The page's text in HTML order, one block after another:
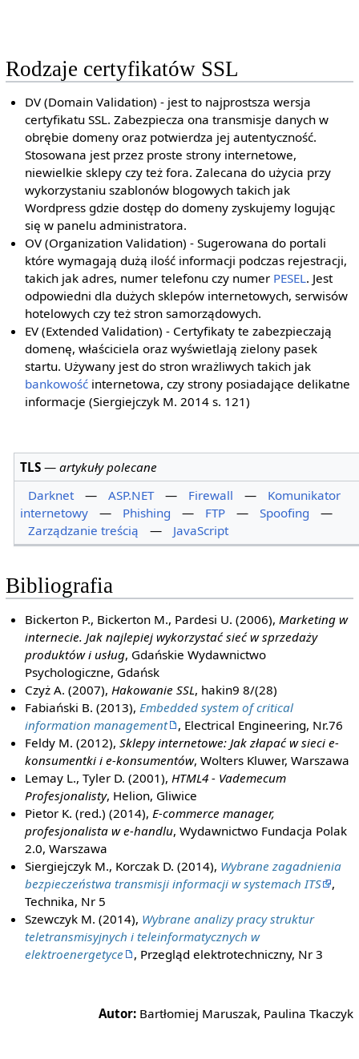
Rodzaje certyfikatów SSL
DV (Domain Validation) - jest to najprostsza wersja
certyfikatu SSL. Zabezpiecza ona transmisje danych w
obrębie domeny oraz potwierdza jej autentyczność.
Stosowana jest przez proste strony internetowe,
niewielkie sklepy czy też fora. Zalecana do użycia przy
wykorzystaniu szablonów blogowych takich jak
Wordpress gdzie dostęp do domeny zyskujemy logując
się w panelu administratora.
OV (Organization Validation) - Sugerowana do portali
które wymagają dużą ilość informacji podczas rejestracji,
takich jak adres, numer telefonu czy numer PESEL. Jest
odpowiedni dla dużych sklepów internetowych, serwisów
hotelowych czy też stron samorządowych.
EV (Extended Validation) - Certyfikaty te zabezpieczają
domenę, właściciela oraz wyświetlają zielony pasek
startu. Używany jest do stron wrażliwych takich jak
bankowość internetowa, czy strony posiadające delikatne
informacje (Siergiejczyk M. 2014 s. 121)
TLS —artykuły polecane
Darknet
— ASP.NET — Firewall —
Komunikator
internetowy
— Phishing — FTP — Spoofing
—
Zarządzanie treścią
— JavaScript
Bibliografia
Bickerton P., Bickerton M., Pardesi U. (2006), Marketing w
internecie. Jak najlepiej wykorzystać sieć w sprzedaży
produktów i usług, Gdańskie Wydawnictwo
Psychologiczne, Gdańsk
Czyż A. (2007), Hakowanie SSL, hakin9 8/(28)
Fabiański B. (2013), Embedded system of critical
information management
, Electrical Engineering, Nr.76
Feldy M. (2012),Sklepy internetowe: Jak złapać w sieci e-
konsumentki i e-konsumentów, Wolters Kluwer, Warszawa
Lemay L., Tyler D. (2001), HTML4 - Vademecum
Profesjonalisty, Helion, Gliwice
Pietor K. (red.) (2014), E-commerce manager,
profesjonalista w e-handlu, Wydawnictwo Fundacja Polak
2.0, Warszawa
Siergiejczyk M., Korczak D. (2014), Wybrane zagadnienia
bezpieczeństwa transmisji informacji w systemach ITS
,
Technika, Nr 5
Szewczyk M. (2014), Wybrane analizy pracy struktur
teletransmisyjnych i teleinformatycznych w
elektroenergetyce
, Przegląd elektrotechniczny, Nr 3
Autor: Bartłomiej Maruszak, Paulina Tkaczyk